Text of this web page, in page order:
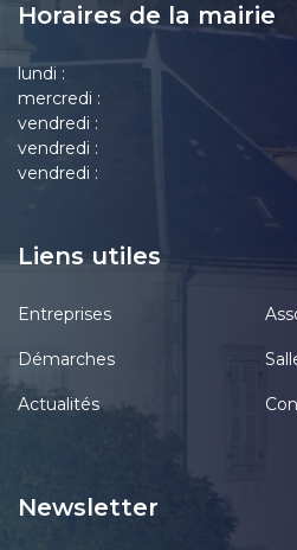
Horaires de la mairie
lundi :
mercredi :
vendredi :
vendredi :
vendredi :
Liens utiles
Entreprises
Démarches
Actualités
Newsletter